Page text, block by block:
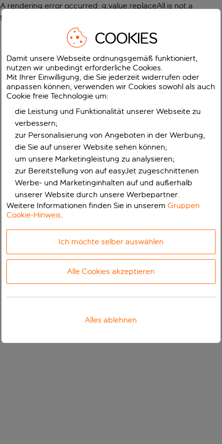
A rendering error occurred: g.value.replaceAll is not a
function
COOKIES
Damit unsere Webseite ordnungsgemäß funktioniert,
nutzen wir unbedingt erforderliche Cookies.
Mit Ihrer Einwilligung, die Sie jederzeit widerrufen oder
anpassen können, verwenden wir Cookies sowohl als auch
Cookie freie Technologie um:
die Leistung und Funktionalität unserer Webseite zu
verbessern;
zur Personalisierung von Angeboten in der Werbung,
die Sie auf unserer Website sehen können;
um unsere Marketingleistung zu analysieren;
zur Bereitstellung von auf easyJet zugeschnittenen
Werbe- und Marketinginhalten auf und außerhalb
unserer Website durch unsere Werbepartner.
Weitere Informationen finden Sie in unseremGruppen
Cookie-Hinweis.
Ich möchte selber auswählen
Alle Cookies akzeptieren
Alles ablehnen